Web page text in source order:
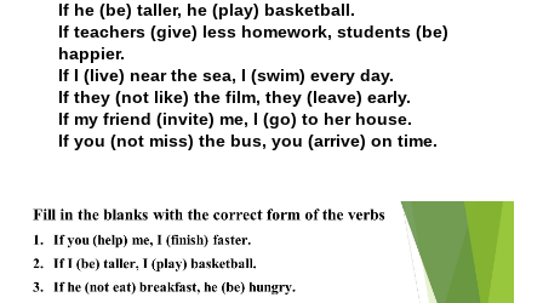
If he (be) taller, he (play) basketball.
If teachers (give) less homework, students (be)
happier.
If I (live) near the sea, I (swim) every day.
If they (not like) the film, they (leave) early.
If my friend (invite) me, I (go) to her house.
If you (not miss) the bus, you (arrive) on time.